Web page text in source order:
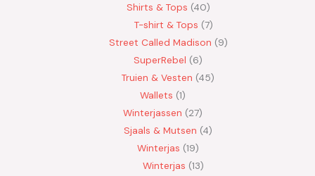
Shirts & Tops 40
T-shirt & Tops 7
Street Called Madison 9
SuperRebel
6
Truien & Vesten 45
Wallets 1
Winterjassen
27
Sjaals & Mutsen 4
Winterjas 19
Winterjas 13